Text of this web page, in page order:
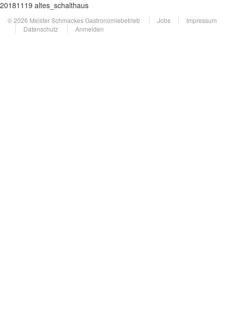
20181119 altes_schalthaus
© 2026 Meister Schmackes Gastronomiebetrieb Jobs
Impressum
Datenschutz
Anmelden